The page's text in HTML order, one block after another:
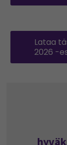
Lataa
2026 -